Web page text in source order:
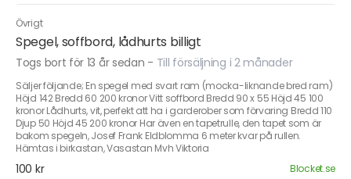
Övrigt
Spegel, soffbord, lådhurts billigt
Togs bort för 13 år sedan - Till försäljning i 2 månader
Säljer följande; En spegel med svart ram (mocka-liknande bred ram)
Höjd 142 Bredd 60 200 kronor Vitt soffbord Bredd 90 x 55 Höjd 45 100
kronor Lådhurts, vit, perfekt att ha i garderober som förvaring Bredd 110
Djup 50 Höjd 45 200 kronor Har även en tapetrulle, den tapet som är
bakom spegeln, Josef Frank Eldblomma 6 meter kvar på rullen.
Hämtas i birkastan, Vasastan Mvh Viktoria
100 kr Blocket.se